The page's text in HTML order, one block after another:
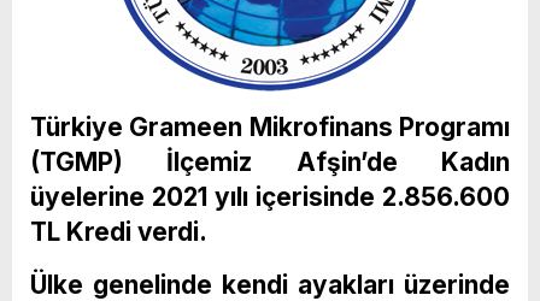
Türkiye Grameen Mikrofinans Programı
(TGMP) İlçemiz Afşin’de Kadın
üyelerine 2021 yılı içerisinde 2.856.600
TL Kredi verdi.
Ülke genelinde kendi ayakları üzerinde